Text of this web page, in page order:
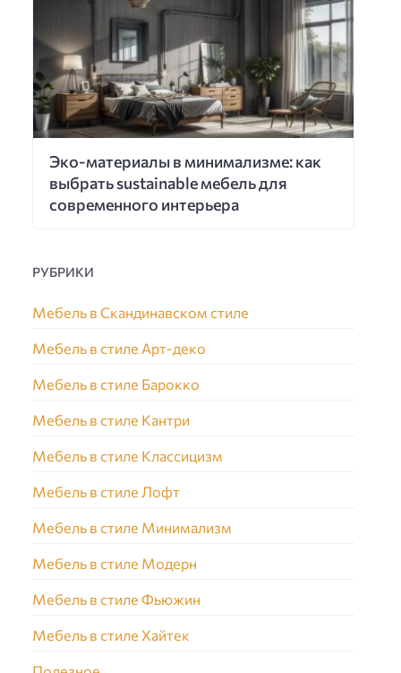
Эко-материалы в минимализме: как
выбрать sustainable мебель для
современного интерьера
РУБРИКИ
Мебель в Скандинавском стиле
Мебель в стиле Арт-деко
Мебель в стиле Барокко
Мебель в стиле Кантри
Мебель в стиле Классицизм
Мебель в стиле Лофт
Мебель в стиле Минимализм
Мебель в стиле Модерн
Мебель в стиле Фьюжин
Мебель в стиле Хайтек